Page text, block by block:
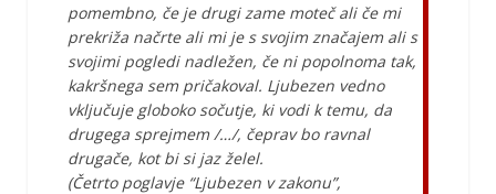
pomembno, če je drugi zame moteč ali če mi
prekriža načrte ali mi je s svojim značajem ali s
svojimi pogledi nadležen, če ni popolnoma tak,
kakršnega sem pričakoval. Ljubezen vedno
vključuje globoko sočutje, ki vodi k temu, da
drugega sprejmem /…/, čeprav bo ravnal
drugače, kot bi si jaz želel.
(Četrto poglavje “Ljubezen v zakonu”,